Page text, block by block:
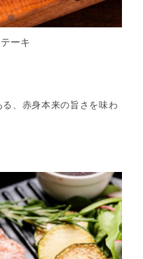
ーキ
、赤身本来の旨さを味わ